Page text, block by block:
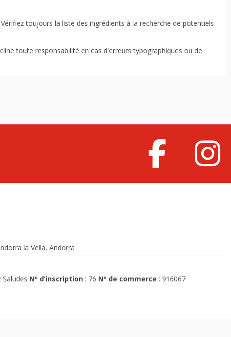
toujours la liste des ingrédients à la recherche de potentiels
toute responsabilité en cas d'erreurs typographiques ou de
la Vella, Andorra
Saludes Nº d’inscription : 76 Nº de commerce : 916067